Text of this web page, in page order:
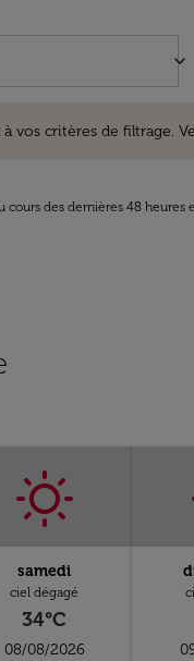
keyboard_arrow_down
vos critères de filtrage.
cours des dernières 48
samedi
ciel dégagé
34°C
08/08/2026